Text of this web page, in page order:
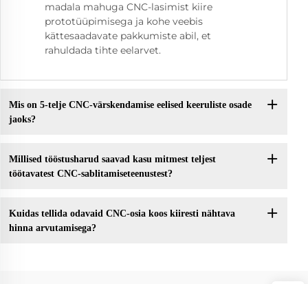
madala mahuga CNC-lasimist kiire
prototüüpimisega ja kohe veebis
kättesaadavate pakkumiste abil, et
rahuldada tihte eelarvet.
Mis on 5-telje CNC-värskendamise eelised keeruliste osade
jaoks?
Millised tööstusharud saavad kasu mitmest teljest
töötavatest CNC-sablitamiseteenustest?
Kuidas tellida odavaid CNC-osia koos kiiresti nähtava
hinna arvutamisega?